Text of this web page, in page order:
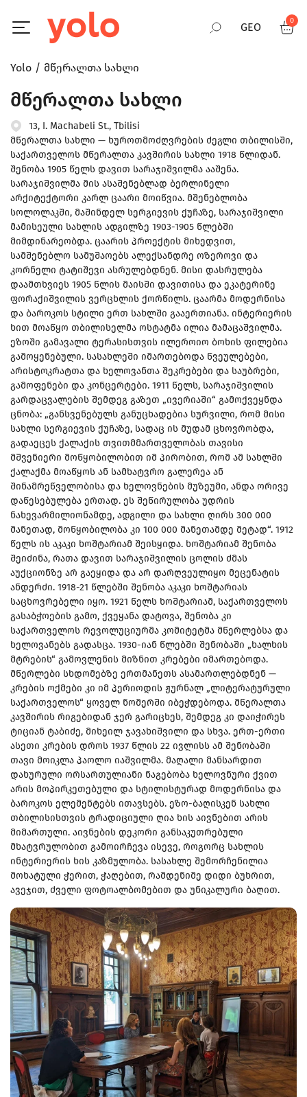
GEO
0
Yolo მწერალთა სახლი
მწერალთა სახლი
13, I. Machabeli St., Tbilisi
მწერალთა სახლი — ხუროთმოძღვრების ძეგლი თბილისში,
საქართველოს მწერალთა კავშირის სახლი 1918 წლიდან.
შენობა 1905 წელს დავით სარაჯიშვილმა ააშენა.
სარაჯიშვილმა მის ასაშენებლად ბერლინელი
არქიტექტორი კარლ ცაარი მოიწვია. მშენებლობა
სოლოლაკში, მაშინდელ სერგიევის ქუჩაზე, სარაჯიშვილი
მამისეული სახლის ადგილზე 1903-1905 წლებში
მიმდინარეობდა. ცაარის პროექტის მიხედვით,
სამშენებლო სამუშაოებს ალექსანდრე ოზეროვი და
კორნელი ტატიშევი ასრულებდნენ. მისი დასრულება
დაამთხვიეს 1905 წლის მაისში დავითისა და ეკატერინე
ფორაქიშვილის ვერცხლის ქორწილს. ცაარმა მოდერნისა
და ბაროკოს სტილი ერთ სახლში გააერთიანა. ინტერიერის
ხით მოაწყო თბილისელმა ოსტატმა ილია მამაცაშვილმა.
ეზოში გამავალი ტერასისთვის ილეროიო ბოხის ფილებია
გამოყენებული. სასახლეში იმართებოდა წვეულებები,
არისტოკრატთა და ხელოვანთა შეკრებები და საუბრები,
გამოფენები და კონცერტები. 1911 წელს, სარაჯიშვილის
გარდაცვალების შემდეგ გაზეთ „ივერიაში“ გამოქვეყნდა
ცნობა: „განსვენებულს განუცხადებია სურვილი, რომ მისი
სახლი სერგიევის ქუჩაზე, სადაც ის მუდამ ცხოვრობდა,
გადაეცეს ქალაქის თვითმმართველობას თავისი
მშვენიერი მოწყობილობით იმ პირობით, რომ ამ სახლში
ქალაქმა მოაწყოს ან სამხატვრო გალერეა ან
შინამრეწველობისა და ხელოვნების მუზეუმი, ანდა ორივე
დაწესებულება ერთად. ეს შეწირულობა უდრის
ნახევარმილიონამდე, ადგილი და სახლი ღირს 300 000
მანეთად, მოწყობილობა კი 100 000 მანეთამდე მეტად“. 1912
წელს ის აკაკი ხოშტარიამ შეისყიდა. ხოშტარიამ შენობა
შეიძინა, რათა დავით სარაჯიშვილის ცოლის ძმას
აუქციონზე არ გაეყიდა და არ დარღვეულიყო მეცენატის
ანდერძი. 1918-21 წლებში შენობა აკაკი ხოშტარიას
საცხოვრებელი იყო. 1921 წელს ხოშტარიამ, საქართველოს
გასაბჭოების გამო, ქვეყანა დატოვა, შენობა კი
საქართველოს რევოლუციურმა კომიტეტმა მწერლებსა და
ხელოვანებს გადასცა. 1930-იან წლებში შენობაში „ხალხის
მტრების“ გამოვლენის მიზნით კრებები იმართებოდა.
მწერლები სხდომებზე ერთმანეთს ასამართლებდნენ —
კრების ოქმები კი იმ პერიოდის ჟურნალ „ლიტერატურული
საქართველოს“ ყოველ ნომერში იბეჭდებოდა. მწერალთა
კავშირის რიგებიდან ჯერ გარიცხეს, შემდეგ კი დაიჭირეს
ტიციან ტაბიძე, მიხეილ ჯავახიშვილი და სხვა. ერთ-ერთი
ასეთი კრების დროს 1937 წლის 22 ივლისს ამ შენობაში
თავი მოიკლა პაოლო იაშვილმა. მაღალი მანსარდით
დახურული ორსართულიანი ნაგებობა ხელოვნური ქვით
არის მოპირკეთებული და სტილისტურად მოდერნისა და
ბაროკოს ელემენტებს ითავსებს. ეზო-ბაღისკენ სახლი
თბილისისთვის ტრადიციული ღია ხის აივნებით არის
მიმართული. აივნების დეკორი განსაკუთრებული
მხატვრულობით გამოირჩევა ისევე, როგორც სახლის
ინტერიერის ხის კაზმულობა. სასახლე შემორჩენილია
მოხატული ჭერით, ჭაღებით, რამდენიმე დიდი ბუხრით,
ავეჯით, ძველი ფოტოალბომებით და უნიკალური ბაღით.